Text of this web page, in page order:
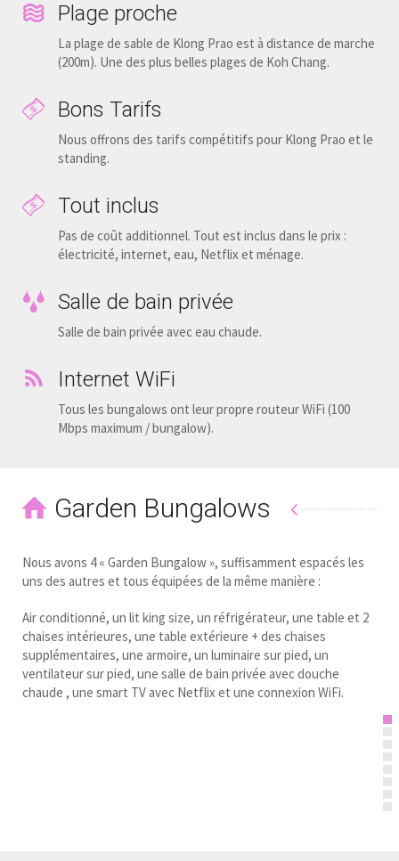
Plage proche
La plage de sable de Klong Prao est à distance de marche
(200m). Une des plus belles plages de Koh Chang.
Bons Tarifs
Nous offrons des tarifs compétitifs pour Klong Prao et le
standing.
Tout inclus
Pas de coût additionnel. Tout est inclus dans le prix :
électricité, internet, eau, Netflix et ménage.
Salle de bain privée
Salle de bain privée avec eau chaude.
Internet WiFi
Tous les bungalows ont leur propre routeur WiFi (100
Mbps maximum / bungalow).
Garden Bungalows
Nous avons 4 « Garden Bungalow », suffisamment espacés les
uns des autres et tous équipées de la même manière :
Air conditionné, un lit king size, un réfrigérateur, une table et 2
chaises intérieures, une table extérieure + des chaises
supplémentaires, une armoire, un luminaire sur pied, un
ventilateur sur pied, une salle de bain privée avec douche
chaude , une smart TV avec Netflix et une connexion WiFi.